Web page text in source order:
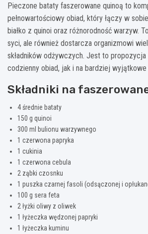
Pieczone bataty faszerowane quinoą to
pełnowartościowy obiad, który łączy w
białko z quinoi oraz różnorodność warzyw.
syci, ale również dostarcza organizmowi
składników odżywczych. Jest to propozycja
codzienny obiad, jak i na bardziej
Składniki na
4 średnie bataty
150 g quinoi
300 ml bulionu warzywnego
1 czerwona papryka
1 cukinia
1 czerwona cebula
2 ząbki czosnku
1 puszka czarnej fasoli (odsączonej i
100 g sera feta
2 łyżki oliwy z oliwek
1 łyżeczka wędzonej papryki
1 łyżeczka kuminu